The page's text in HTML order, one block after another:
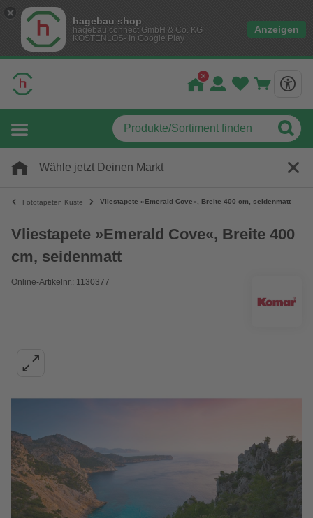
hagebau shop
hagebau connect GmbH & Co. KG
KOSTENLOS- In Google Play
Anzeigen
Wähle jetzt Deinen Markt
Fototapeten Küste Vliestapete »Emerald Cove«, Breite 400 cm, seidenmatt
Vliestapete »Emerald Cove«, Breite 400
cm, seidenmatt
Online-Artikelnr.: 1130377